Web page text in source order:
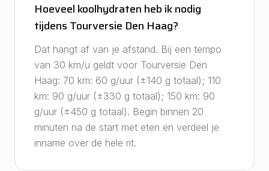
Hoeveel koolhydraten heb ik nodig
tijdens Tourversie Den Haag?
Dat hangt af van je afstand. Bij een tempo
van 30 km/u geldt voor Tourversie Den
Haag: 70 km: 60 g/uur (±140 g totaal); 110
km: 90 g/uur (±330 g totaal); 150 km: 90
g/uur (±450 g totaal). Begin binnen 20
minuten na de start met eten en verdeel je
inname over de hele rit.